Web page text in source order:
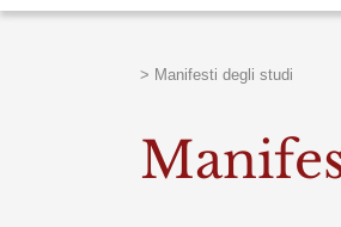
> Manifesti degli studi